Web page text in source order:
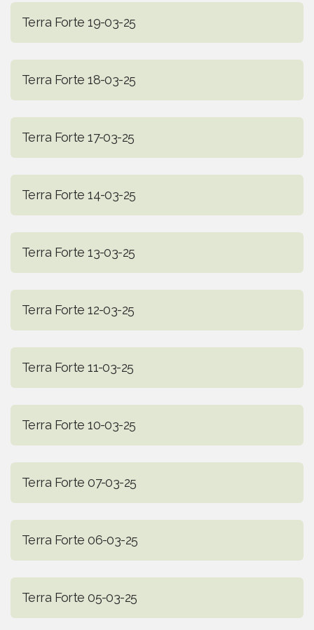
Terra Forte 19-03-25
Terra Forte 18-03-25
Terra Forte 17-03-25
Terra Forte 14-03-25
Terra Forte 13-03-25
Terra Forte 12-03-25
Terra Forte 11-03-25
Terra Forte 10-03-25
Terra Forte 07-03-25
Terra Forte 06-03-25
Terra Forte 05-03-25